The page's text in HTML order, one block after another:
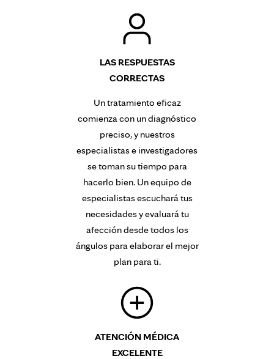
LAS RESPUESTAS
CORRECTAS
ATENCIÓN MÉDICA
EXCELENTE
Un tratamiento eficaz
comienza con un diagnóstico
preciso, y nuestros
especialistas e investigadores
se toman su tiempo para
hacerlo bien. Un equipo de
especialistas escuchará tus
necesidades y evaluará tu
afección desde todos los
ángulos para elaborar el mejor
plan para ti.